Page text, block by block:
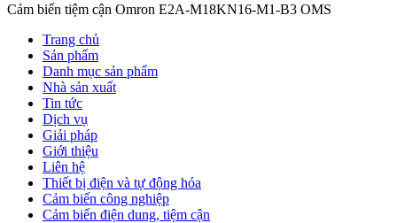
Cảm biến tiệm cận Omron E2A-M18KN16-M1-B3 OMS
Trang chủ
Sản phẩm
Danh mục sản phẩm
Nhà sản xuất
Tin tức
Dịch vụ
Giải pháp
Giới thiệu
Liên hệ
Thiết bị điện và tự động hóa
Cảm biến công nghiệp
Cảm biến điện dung, tiệm cận